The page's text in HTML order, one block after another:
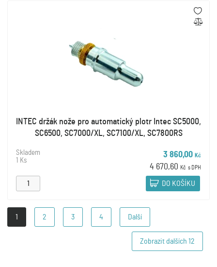
INTEC držák nože pro automatický plotr Intec SC5000,
SC6500, SC7000/XL, SC7100/XL, SC7800RS
Skladem
1 Ks
3 860,00 Kč
4 670,60 Kč s DPH
DO KOŠÍKU
1 2 3 4 Další
Zobrazit dalších 12